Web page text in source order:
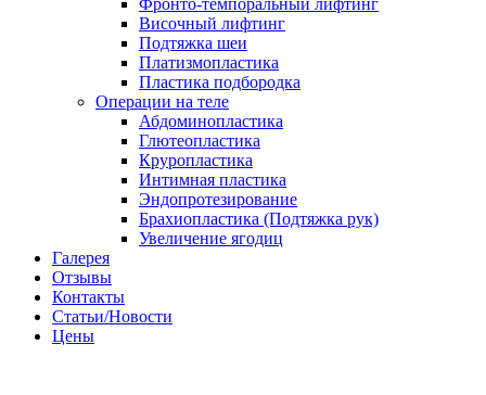
Фронто-темпоральный лифтинг
Височный лифтинг
Подтяжка шеи
Платизмопластика
Пластика подбородка
Операции на теле
Абдоминопластика
Глютеопластика
Круропластика
Интимная пластика
Эндопротезирование
Брахиопластика (Подтяжка рук)
Увеличение ягодиц
Галерея
Отзывы
Контакты
Статьи/Новости
Цены